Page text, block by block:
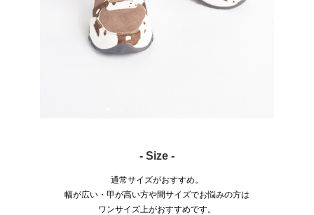
- Size -
通常サイズがおすすめ。
幅が広い・甲が高い方や間サイズでお悩みの方は
ワンサイズ上がおすすめです。